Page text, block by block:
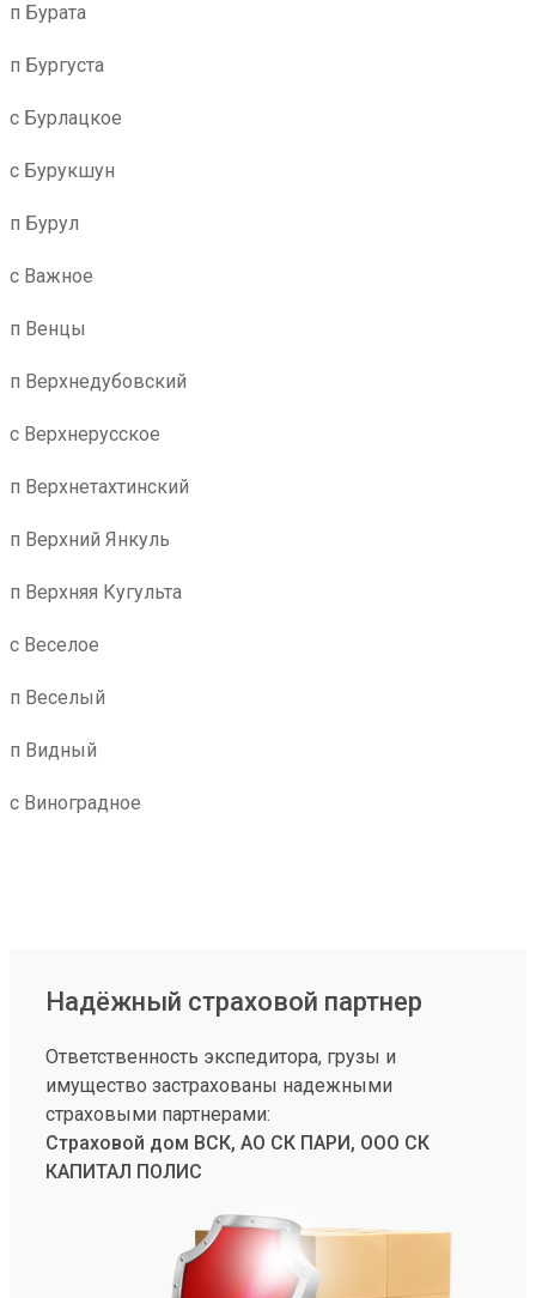
п Бурата
п Бургуста
с Бурлацкое
с Бурукшун
п Бурул
с Важное
п Венцы
п Верхнедубовский
с Верхнерусское
п Верхнетахтинский
п Верхний Янкуль
п Верхняя Кугульта
с Веселое
п Веселый
п Видный
с Виноградное
Надёжный страховой партнер
Ответственность экспедитора, грузы и
имущество застрахованы надежными
страховыми партнерами:
Страховой дом ВСК, АО СК ПАРИ, ООО СК
КАПИТАЛ ПОЛИС